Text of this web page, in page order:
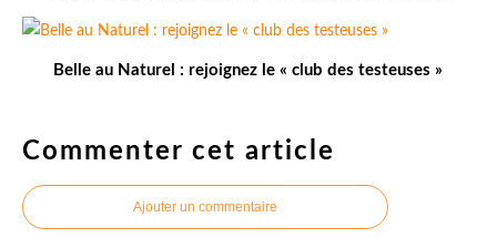
Belle au Naturel : rejoignez le « club des testeuses »
Commenter cet article
Ajouter un commentaire